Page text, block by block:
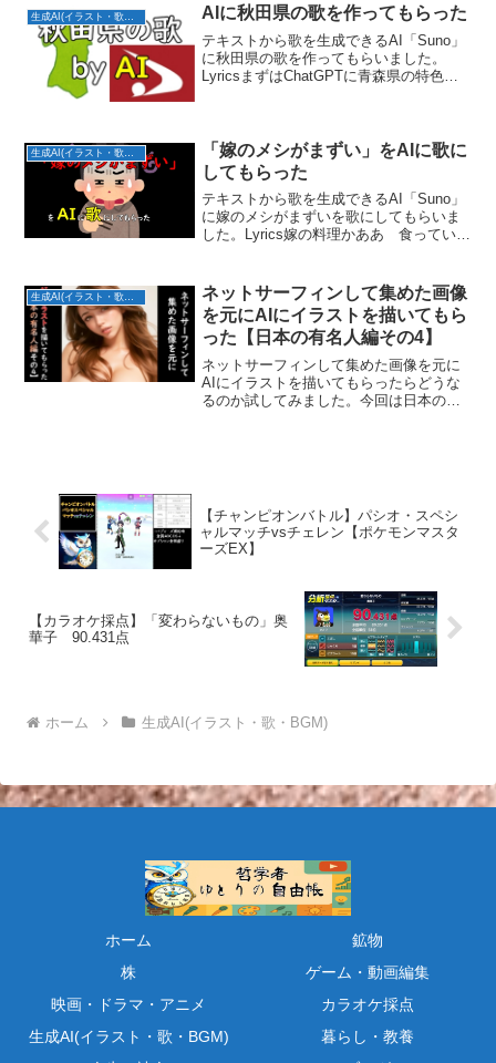
AIに秋田県の歌を作ってもらった
テキストから歌を生成できるAI「Suno」
に秋田県の歌を作ってもらいました。
LyricsまずはChatGPTに青森県の特色を
山々に...
生成AI(イラスト・歌・BGM)
「嫁のメシがまずい」をAIに歌に
してもらった
テキストから歌を生成できるAI「Suno」
に嫁のメシがまずいを歌にしてもらいま
した。Lyrics嫁の料理かああ 食っている
る不器用な奴味音痴の奴いい加減な奴こ
の3つだ...
ネットサーフィンして集めた画像
を元にAIにイラストを描いてもら
った【日本の有名人編その4】
ネットサーフィンして集めた画像を元に
AIにイラストを描いてもらったらどうな
るのか試してみました。今回は日本の有
【チャンピオンバトル】パシオ・スペシ
ャルマッチvsチェレン【ポケモンマスタ
ーズEX】
【カラオケ採点】「変わらないもの」奥
華子 90.431点
ホーム 生成AI(イラスト・歌・BGM)
ホーム
鉱物
株
ゲーム・動画編集
映画・ドラマ・アニメ
カラオケ採点
生成AI(イラスト・歌・BGM)
暮らし・教養